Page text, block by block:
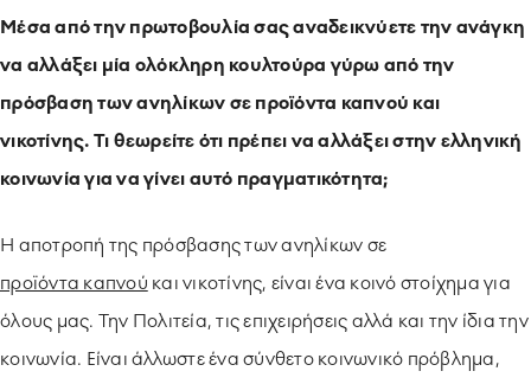
Μέσα από την πρωτοβουλία σας αναδεικνύετε την ανάγκη
να αλλάξει μία ολόκληρη κουλτούρα γύρω από την
πρόσβαση των ανηλίκων σε προϊόντα καπνού και
νικοτίνης. Τι θεωρείτε ότι πρέπει να αλλάξει στην ελληνική
κοινωνία για να γίνει αυτό πραγματικότητα;
Η αποτροπή της πρόσβασης των ανηλίκων σε
προϊόντα καπνού και νικοτίνης, είναι ένα κοινό στοίχημα για
όλους μας. Την Πολιτεία, τις επιχειρήσεις αλλά και την ίδια την
κοινωνία. Είναι άλλωστε ένα σύνθετο κοινωνικό πρόβλημα,